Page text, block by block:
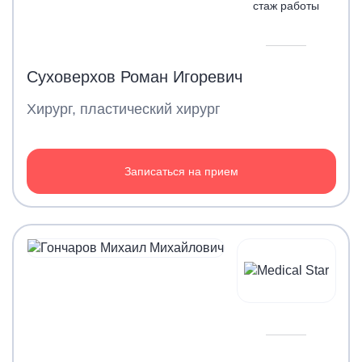
стаж работы
Суховерхов Роман Игоревич
Хирург, пластический хирург
Записаться на прием